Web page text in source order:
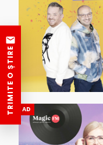
AD
TRIMITE O ȘTIRE